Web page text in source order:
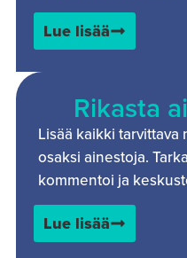
Lue lisää
Rikasta
Lisää kaikki
osaksi ainestoja.
kommentoi ja
Lue lisää